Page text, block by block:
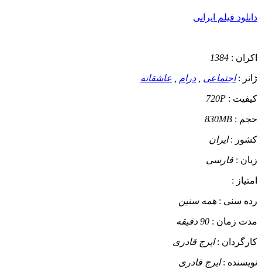
دانلود فیلم ایرانی
اکران : 1384
ژانر :اجتماعی درام عاشقانه
کیفیت : 720P
حجم : 830MB
کشور :ایران
زبان : فارسی
امتیاز :
رده سنی : همه سنین
مدت زمان : 90 دقیقه
کارگردان :ایرج قادری
نویسنده :ایرج قادری